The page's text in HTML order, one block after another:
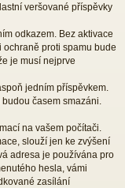
t
veršované příspěvky
odkazem. Bez aktivace
proti spamu bude
je musí nejprve
jedním příspěvkem.
časem smazáni.
na vašem počítači.
slouží jen ke zvýšení
adresa je používána pro
hesla, vámi
zasílání